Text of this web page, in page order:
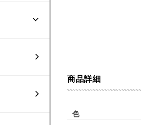
商品詳細
色